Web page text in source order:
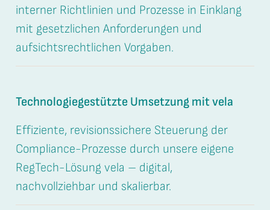
interner Richtlinien und Prozesse in Einklang
mit gesetzlichen Anforderungen und
aufsichtsrechtlichen Vorgaben.
Technologiegestützte Umsetzung mit vela
Effiziente, revisionssichere Steuerung der
Compliance-Prozesse durch unsere eigene
RegTech-Lösung vela – digital,
nachvollziehbar und skalierbar.